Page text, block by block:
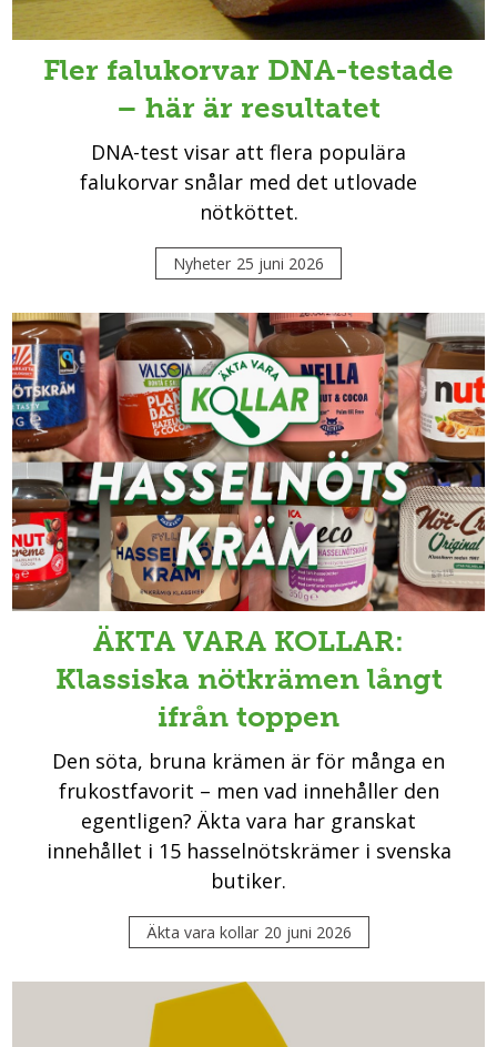
Fler falukorvar DNA-testade
– här är resultatet
DNA-test visar att flera populära
falukorvar snålar med det utlovade
nötköttet.
Nyheter 25 juni 2026
ÄKTA VARA KOLLAR:
Klassiska nötkrämen långt
ifrån toppen
Den söta, bruna krämen är för många en
frukostfavorit – men vad innehåller den
egentligen? Äkta vara har granskat
innehållet i 15 hasselnötskrämer i svenska
butiker.
Äkta vara kollar 20 juni 2026